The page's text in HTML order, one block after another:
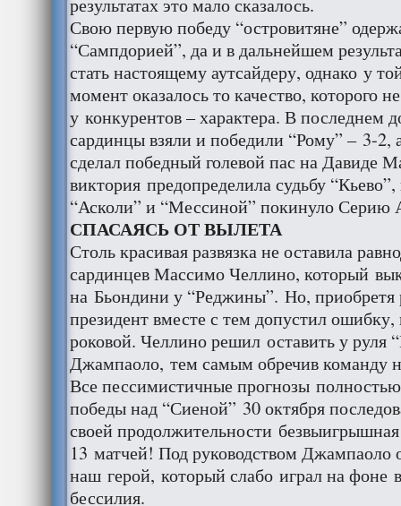
результатах это мало сказалось.
Свою первую победу “островитяне”
“Сампдорией”, да и в дальнейшем
стать настоящему аутсайдеру, однако у
момент оказалось то качество, которого
у конкурентов – характера. В последнем
сардинцы взяли и победили “Рому” – 3-2,
сделал победный голевой пас на Давиде
виктория предопределила судьбу
“Асколи” и “Мессиной” покинуло Серию
СПАСАЯСЬ ОТ ВЫЛЕТА
Столь красивая развязка не оставила
сардинцев Массимо Челлино, который
на Бьондини у “Реджины”. Но, приобретя
президент вместе с тем допустил ошибку,
роковой. Челлино решил оставить у руля
Джампаоло, тем самым обречив команду
Все пессимистичные прогнозы
победы над “Сиеной” 30 октября
своей продолжительности
13 матчей! Под руководством Джампаоло
наш герой, который слабо играл на фоне
бессилия.